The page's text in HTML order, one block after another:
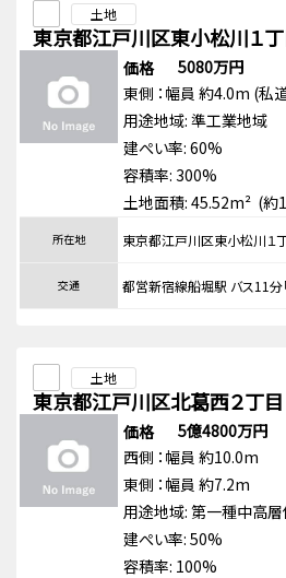
土地
東京都江戸川区東小松川１
価格
5080万円
東側 ：幅員 約4.0m (私
用途地域: 準工業地域
建ぺい率: 60%
容積率: 300%
土地面積: 45.52m² (約
所在地 東京都江戸川区東小松川１
交通 都営新宿線船堀駅 バス11分
土地
東京都江戸川区北葛西２丁
価格
5億4800万円
西側 ：幅員 約10.0m
東側 ：幅員 約7.2m
用途地域: 第一種中高
建ぺい率: 50%
容積率: 100%